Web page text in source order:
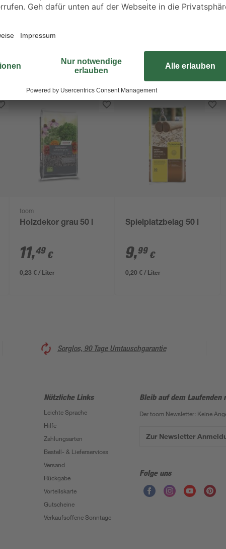
toom
Holzdekor grau 50 l
11,49 €
0,23 € / Liter
Spielplatzbelag 50 l
9,99 €
0,20 € / Liter
Sorglos, 90 Tage Umtauschgarantie
Nützliche Links
Leichte Sprache
Hilfe
Zahlungsarten
Bestell- & Lieferservices
Versand
Rückgabe
Vorteilskarte
Gutscheine
Verkaufsoffene Sonntage
Bleib auf dem
Der toom Newsletter: Keine
Zur Newsletter
Folge uns